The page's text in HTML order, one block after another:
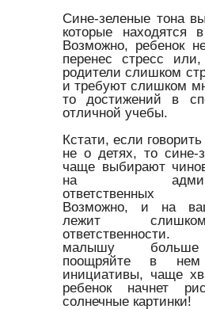
Сине-зеленые тона
которые находятся
Возможно, ребенок
перенес стресс
родители слишком
и требуют слишком
то достижений в
отличной учебы.
Кстати, если
не о детях, то сине-
чаще выбирают
на
ответственных
Возможно, и на
лежит
ответственности.
малышу больше
поощряйте в нем
инициативы, чаще
ребенок начнет
солнечные картинки!